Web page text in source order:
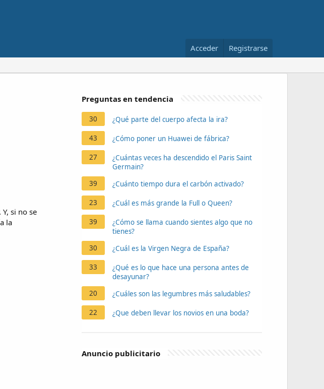
Acceder Registrarse
si no se
la
Preguntas en tendencia
30 ¿Qué parte del cuerpo afecta la ira?
43 ¿Cómo poner un Huawei de fábrica?
27
¿Cuántas veces ha descendido el Paris Saint
Germain?
39
¿Cuánto tiempo dura el carbón activado?
23 ¿Cuál es más grande la Full o Queen?
39
¿Cómo se llama cuando sientes algo que no
tienes?
30
¿Cuál es la Virgen Negra de España?
33
¿Qué es lo que hace una persona antes de
desayunar?
20
¿Cuáles son las legumbres más saludables?
22 ¿Que deben llevar los novios en una boda?
Anuncio publicitario